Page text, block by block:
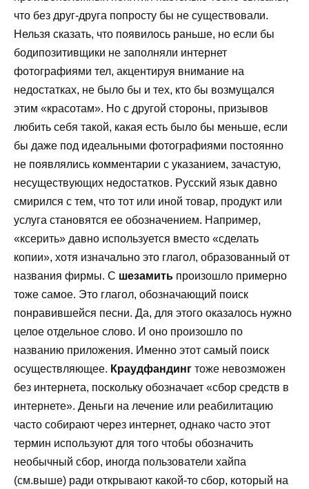
что без друг-друга попросту бы не существовали.
Нельзя сказать, что появилось раньше, но если бы
бодипозитивщики не заполняли интернет
фотографиями тел, акцентируя внимание на
недостатках, не было бы и тех, кто бы возмущался
этим «красотам». Но с другой стороны, призывов
любить себя такой, какая есть было бы меньше, если
бы даже под идеальными фотографиями постоянно
не появлялись комментарии с указанием, зачастую,
несуществующих недостатков. Русский язык давно
смирился с тем, что тот или иной товар, продукт или
услуга становятся ее обозначением. Например,
«ксерить» давно используется вместо «сделать
копии», хотя изначально это глагол, образованный от
названия фирмы. С шезамить произошло примерно
тоже самое. Это глагол, обозначающий поиск
понравившейся песни. Да, для этого оказалось нужно
целое отдельное слово. И оно произошло по
названию приложения. Именно этот самый поиск
осуществляющее. Краудфандинг тоже невозможен
без интернета, поскольку обозначает «сбор средств в
интернете». Деньги на лечение или реабилитацию
часто собирают через интернет, однако часто этот
термин используют для того чтобы обозначить
необычный сбор, иногда пользователи хайпа
(см.выше) ради открывают какой-то сбор, который на